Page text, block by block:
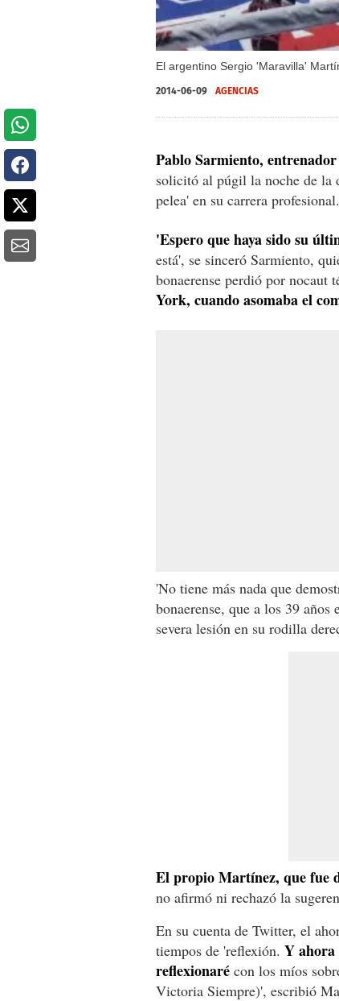
El argentino Sergio 'Maravilla'
2014-06-09 AGENCIAS
Pablo Sarmiento,
solicitó al púgil la noche de la
pelea' en su carrera profesional.
'Espero que haya sido su
está', se sinceró Sarmiento,
bonaerense perdió por nocaut
York, cuando asomaba el
'No tiene más nada que
bonaerense, que a los 39
severa lesión en su rodilla
El propio Martínez, que fue
no afirmó ni rechazó la
En su cuenta de Twitter, el
tiempos de 'reflexión. Y ahora
reflexionaré con los míos
Victoria Siempre)', escribió